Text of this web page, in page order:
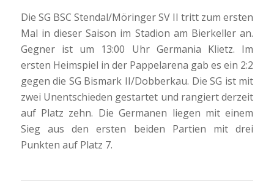
Die SG BSC Stendal/Möringer SV II tritt zum ersten
Mal in dieser Saison im Stadion am Bierkeller an.
Gegner ist um 13:00 Uhr Germania Klietz. Im
ersten Heimspiel in der Pappelarena gab es ein 2:2
gegen die SG Bismark II/Dobberkau. Die SG ist mit
zwei Unentschieden gestartet und rangiert derzeit
auf Platz zehn. Die Germanen liegen mit einem
Sieg aus den ersten beiden Partien mit drei
Punkten auf Platz 7.